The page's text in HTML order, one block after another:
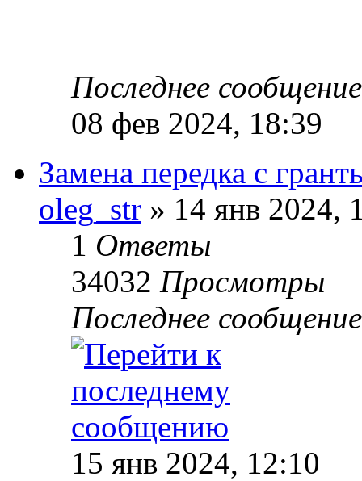
Последнее
08 фев 2024, 18:39
Замена передка с
oleg_str » 14 янв 2024,
1 Ответы
34032 Просмотры
Последнее
15 янв 2024, 12:10